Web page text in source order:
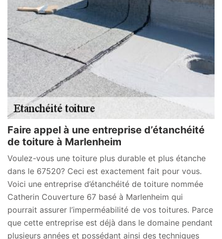
Faire appel à une entreprise d’étanchéité
de toiture à Marlenheim
Voulez-vous une toiture plus durable et plus étanche
dans le 67520? Ceci est exactement fait pour vous.
Voici une entreprise d’étanchéité de toiture nommée
Catherin Couverture 67 basé à Marlenheim qui
pourrait assurer l’imperméabilité de vos toitures. Parce
que cette entreprise est déjà dans le domaine pendant
plusieurs années et possédant ainsi des techniques